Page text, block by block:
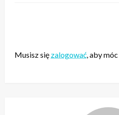
Musisz się zalogować, aby